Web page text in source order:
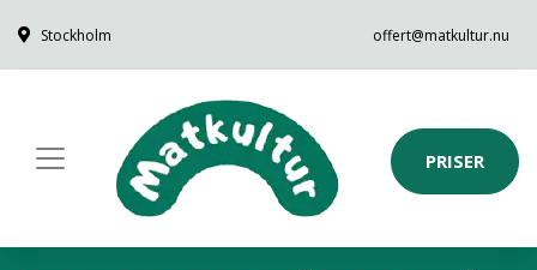
Stockholm offert@matkultur.nu
PRISER